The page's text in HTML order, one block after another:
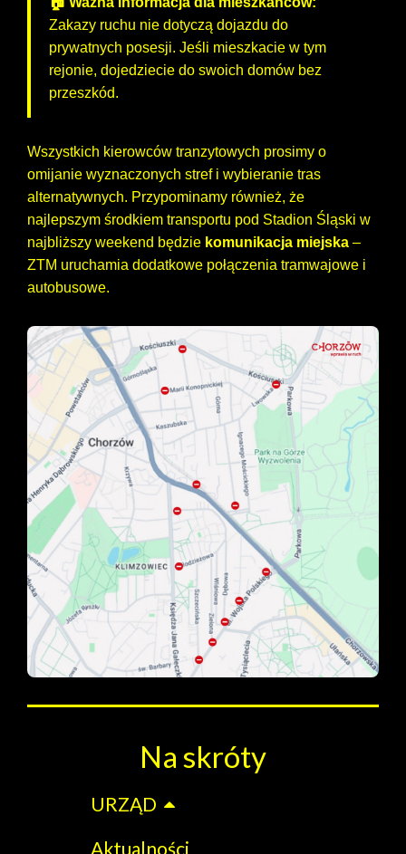
Zakazy ruchu nie dotyczą dojazdu do
prywatnych posesji. Jeśli mieszkacie w tym
rejonie, dojedziecie do swoich domów bez
przeszkód.
Wszystkich kierowców tranzytowych prosimy o
omijanie wyznaczonych stref i wybieranie tras
alternatywnych. Przypominamy również, że
najlepszym środkiem transportu pod Stadion Śląski w
najbliższy weekend będzie komunikacja miejska –
ZTM uruchamia dodatkowe połączenia tramwajowe i
autobusowe.
Na skróty
URZĄD
Aktualności